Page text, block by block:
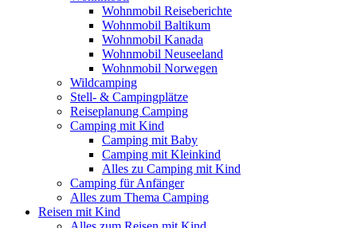
Wohnmobil Reiseberichte
Wohnmobil Baltikum
Wohnmobil Kanada
Wohnmobil Neuseeland
Wohnmobil Norwegen
Wildcamping
Stell- & Campingplätze
Reiseplanung Camping
Camping mit Kind
Camping mit Baby
Camping mit Kleinkind
Alles zu Camping mit Kind
Camping für Anfänger
Alles zum Thema Camping
Reisen mit Kind